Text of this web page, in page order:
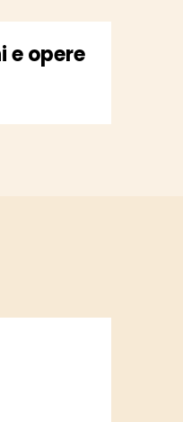
e opere